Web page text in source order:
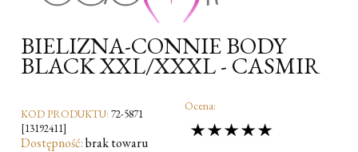
BIELIZNA-CONNIE BODY
BLACK XXL/XXXL - CASMIR
KOD PRODUKTU: 72-5871
[13192411]
Dostępność:brak towaru
Ocena: